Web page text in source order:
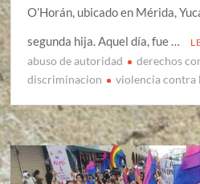
O’Horán, ubicado en Mérida,
segunda hija. Aquel día, fue …
abuso de autoridad derechos
discriminacion
violencia contra